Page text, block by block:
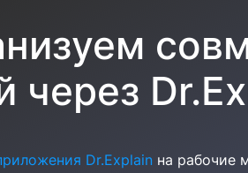
через
Dr.Explain на рабочие